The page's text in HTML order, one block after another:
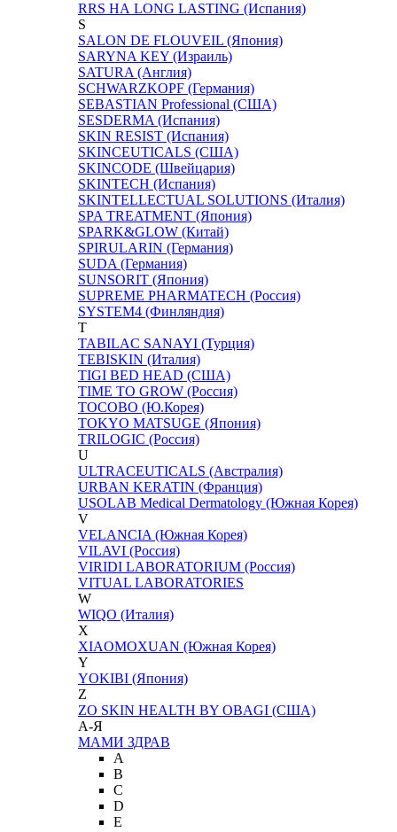
RRS НА LONG LASTING (Испания)
S
SALON DE FLOUVEIL (Япония)
SARYNA KEY (Израиль)
SATURA (Англия)
SCHWARZKOPF (Германия)
SEBASTIAN Professional (США)
SESDERMA (Испания)
SKIN RESIST (Испания)
SKINCEUTICALS (США)
SKINCODE (Швейцария)
SKINTECH (Испания)
SKINTELLECTUAL SOLUTIONS (Италия)
SPA TREATMENT (Япония)
SPARK&GLOW (Китай)
SPIRULARIN (Германия)
SUDA (Германия)
SUNSORIT (Япония)
SUPREME PHARMATECH (Россия)
SYSTEM4 (Финляндия)
T
TABILAC SANAYI (Турция)
TEBISKIN (Италия)
TIGI BED HEAD (США)
TIME TO GROW (Россия)
TOCOBO (Ю.Корея)
TOKYO MATSUGE (Япония)
TRILOGIC (Россия)
U
ULTRACEUTICALS (Австралия)
URBAN KERATIN (Франция)
USOLAB Medical Dermatology (Южная Корея)
V
VELANCIA (Южная Корея)
VILAVI (Россия)
VIRIDI LABORATORIUM (Россия)
VITUAL LABORATORIES
W
WIQO (Италия)
X
XIAOMOXUAN (Южная Корея)
Y
YOKIBI (Япония)
Z
ZO SKIN HEALTH BY OBAGI (США)
А-Я
МАМИ ЗДРАВ
A
B
C
D
E